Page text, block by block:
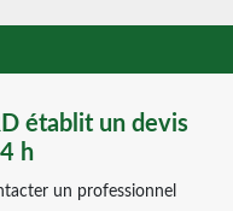
établit un devis
h
un professionnel